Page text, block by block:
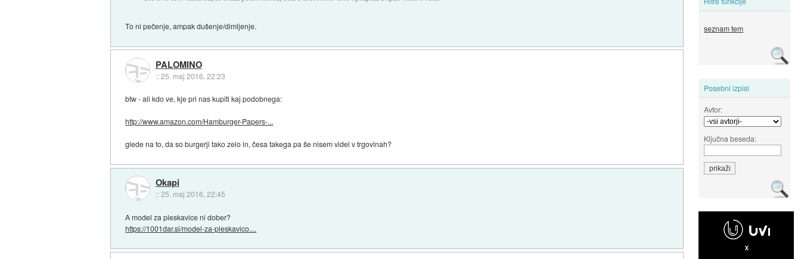
seznam tem
Posebni izpisi
Avtor:
Ključna beseda:
To ni pečenje, ampak dušenje/dimljenje.
PALOMINO
::25. maj 2016, 22:23
btw - ali kdo ve, kje pri nas kupiti kaj podobnega:
http://www.amazon.com/Hamburger-Papers-...
glede na to, da so burgerji tako zelo in, česa takega pa še nisem videl v trgovinah?
Okapi
::25. maj 2016, 22:45
A model za pleskavice ni dober?
https://1001dar.si/model-za-pleskavico....